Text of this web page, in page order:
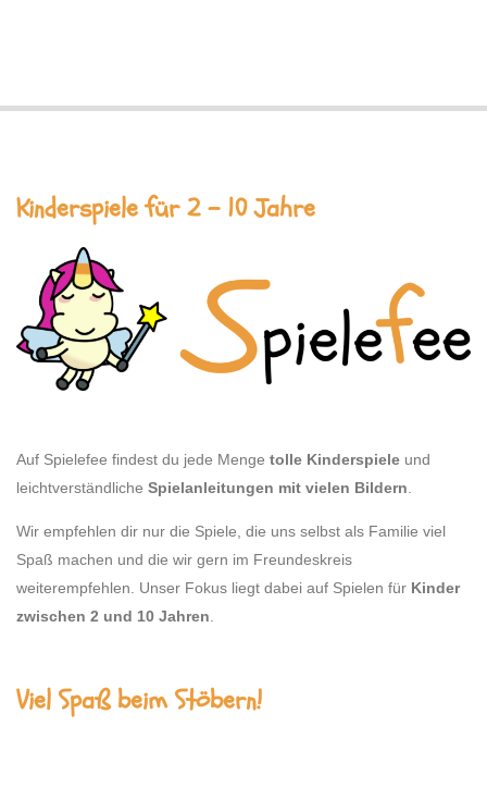
Kinderspiele für 2 – 10 Jahre
Auf Spielefee findest du jede Menge tolle Kinderspiele und
leichtverständliche Spielanleitungen mit vielen Bildern
Wir empfehlen dir nur die Spiele, die uns selbst als Familie viel
Spaß machen und die wir gern im Freundeskreis
weiterempfehlen. Unser Fokus liegt dabei auf Spielen für Kinder
zwischen 2 und 10 Jahren
Viel Spaß beim Stöbern!